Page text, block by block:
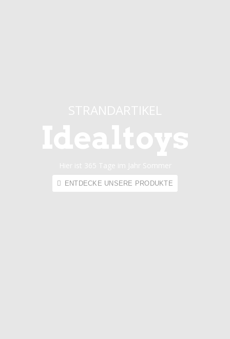
STRANDARTIKEL
Idealtoys
Hier ist 365 Tage im Jahr Sommer
ENTDECKE UNSERE PRODUKTE